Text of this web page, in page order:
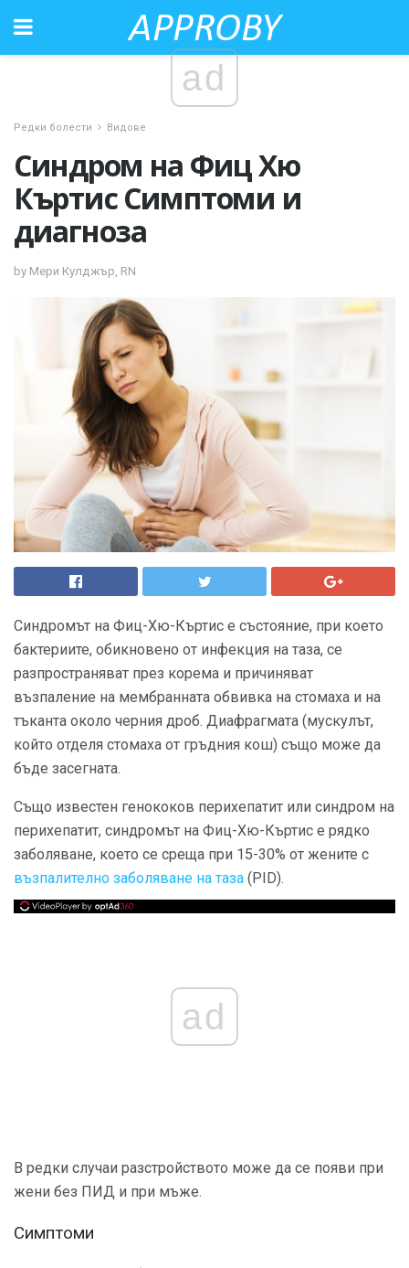
ad
Редки болести Видове
Синдром на Фиц Хю
Къртис Симптоми и
диагноза
by Мери Кулджър, RN
Синдромът на Фиц-Хю-Къртис е състояние, при което
бактериите, обикновено от инфекция на таза, се
разпространяват през корема и причиняват
възпаление на мембранната обвивка на стомаха и на
тъканта около черния дроб. Диафрагмата (мускулът,
който отделя стомаха от гръдния кош) също може да
бъде засегната.
Също известен генококов перихепатит или синдром на
перихепатит, синдромът на Фиц-Хю-Къртис е рядко
заболяване, което се среща при 15-30% от жените с
възпалително заболяване на таза (PID).
ad
В редки случаи разстройството може да се появи при
жени без ПИД и при мъже.
Симптоми